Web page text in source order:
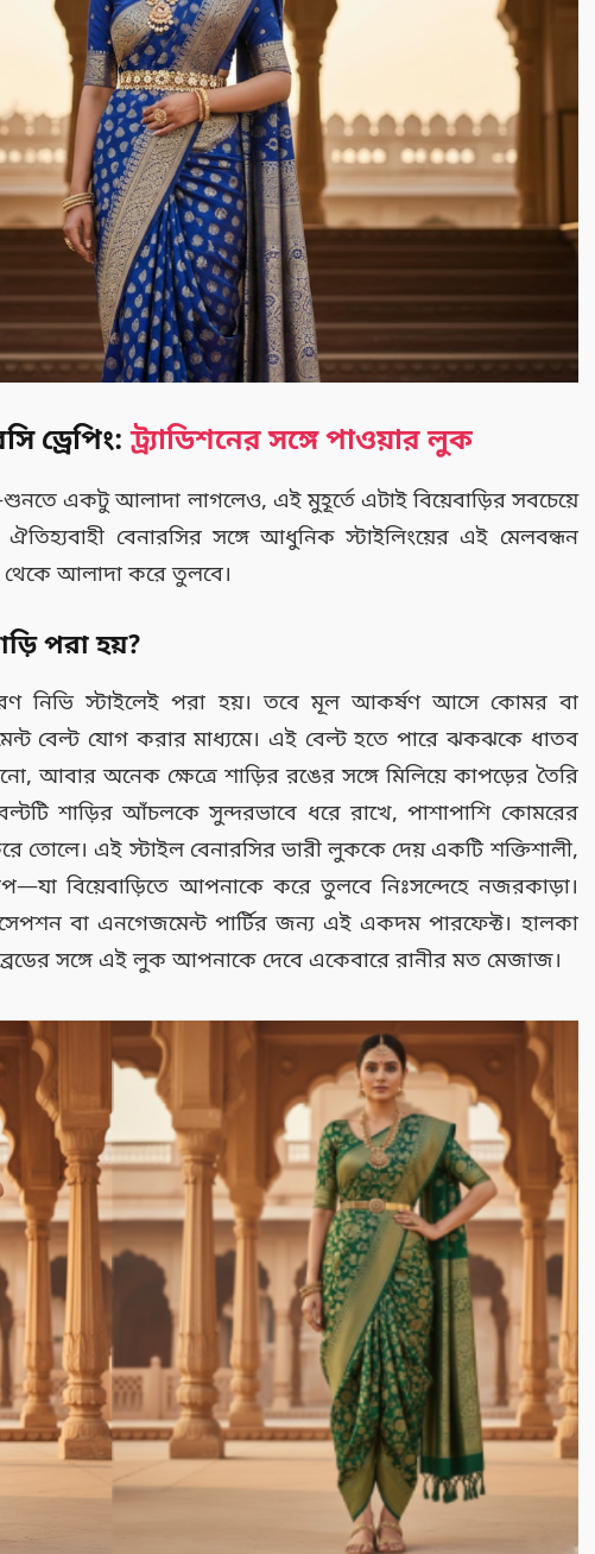
ড্রেপিং:ট্র্যাডিশনের সঙ্গে পাওয়ার লুক
একটু আলাদা লাগলেও, এই মুহূর্তে এটাই বিয়েবাড়ির সবচেয়ে
ঐতিহ্যবাহী বেনারসির সঙ্গে আধুনিক স্টাইলিংয়ের এই মেলবন্ধন
আলাদা করে তুলবে।
পরা হয়?
নিভি স্টাইলেই পরা হয়। তবে মূল আকর্ষণ আসে কোমর বা
বেল্ট যোগ করার মাধ্যমে। এই বেল্ট হতে পারে ঝকঝকে ধাতব
আবার অনেক ক্ষেত্রে শাড়ির রঙের সঙ্গে মিলিয়ে কাপড়ের তৈরি
শাড়ির আঁচলকে সুন্দরভাবে ধরে রাখে, পাশাপাশি কোমরের
এই স্টাইল বেনারসির ভারী লুককে দেয় একটি শক্তিশালী,
বিয়েবাড়িতে আপনাকে করে তুলবে নিঃসন্দেহে নজরকাড়া।
বা এনগেজমেন্ট পার্টির জন্য এই একদম পারফেক্ট। হালকা
সঙ্গে এই লুক আপনাকে দেবে একেবারে রানীর মত মেজাজ।